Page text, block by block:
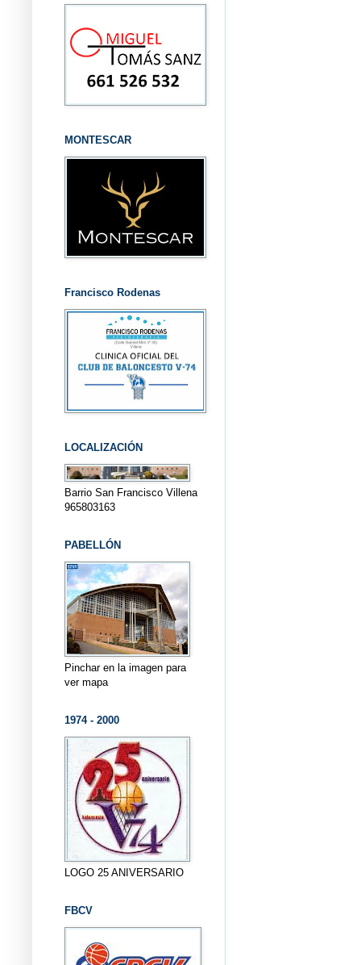
MONTESCAR
Francisco Rodenas
LOCALIZACIÓN
Barrio San Francisco Villena
965803163
PABELLÓN
Pinchar en la imagen para
ver mapa
1974 - 2000
LOGO 25 ANIVERSARIO
FBCV